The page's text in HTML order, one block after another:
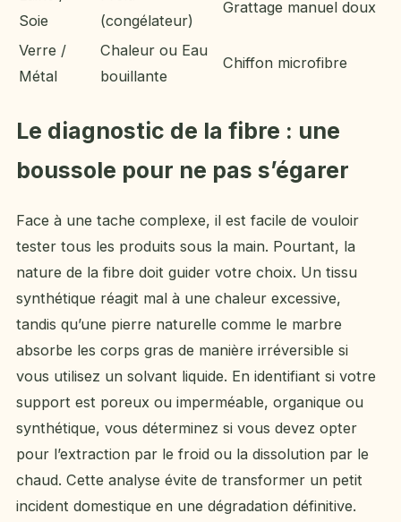
Soie
(congélateur)
Grattage manuel doux
Verre /
Métal
Chaleur ou Eau
bouillante
Chiffon microfibre
Le diagnostic de la fibre : une
boussole pour ne pas s’égarer
Face à une tache complexe, il est facile de vouloir
tester tous les produits sous la main. Pourtant, la
nature de la fibre doit guider votre choix. Un tissu
synthétique réagit mal à une chaleur excessive,
tandis qu’une pierre naturelle comme le marbre
absorbe les corps gras de manière irréversible si
vous utilisez un solvant liquide. En identifiant si votre
support est poreux ou imperméable, organique ou
synthétique, vous déterminez si vous devez opter
pour l’extraction par le froid ou la dissolution par le
chaud. Cette analyse évite de transformer un petit
incident domestique en une dégradation définitive.